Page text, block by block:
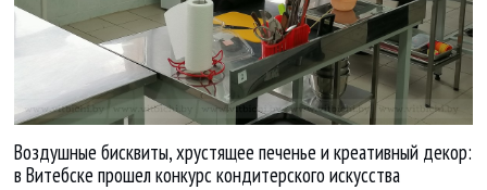
Воздушные бисквиты, хрустящее печенье и креативный декор:
в Витебске прошел конкурс кондитерского искусства